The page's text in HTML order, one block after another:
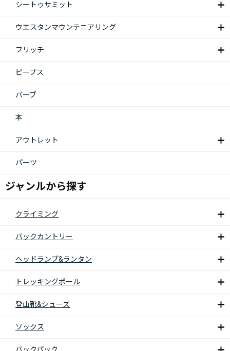
シートゥサミット
ウエスタンマウンテニアリング
フリッチ
ピープス
バーブ
本
アウトレット
パーツ
ジャンルから探す
クライミング
バックカントリー
ヘッドランプ&ランタン
トレッキングポール
登山靴&シューズ
ソックス